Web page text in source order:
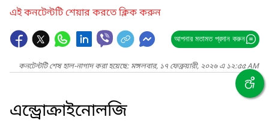
এই কনটেন্টটি শেয়ার করতে ক্লিক করুন
আপনার মতামত প্রদান করুন
কনটেন্টটি শেষ হাল-নাগাদ করা হয়েছে: মঙ্গলবার, ১৭ ফেব্রুয়ারী, ২০২৬ এ ১২:৫৫ AM
এন্ড্রোক্রাইনোলজি